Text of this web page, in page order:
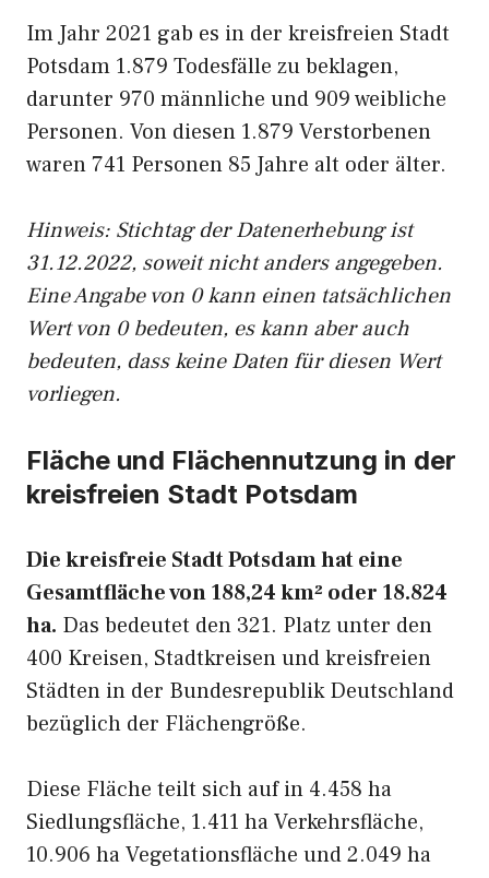
Im Jahr 2021 gab es in der kreisfreien Stadt
Potsdam 1.879 Todesfälle zu beklagen,
darunter 970 männliche und 909 weibliche
Personen. Von diesen 1.879 Verstorbenen
waren 741 Personen 85 Jahre alt oder älter.
Hinweis: Stichtag der Datenerhebung ist
31.12.2022, soweit nicht anders angegeben.
Eine Angabe von 0 kann einen tatsächlichen
Wert von 0 bedeuten, es kann aber auch
bedeuten, dass keine Daten für diesen Wert
vorliegen.
Fläche und Flächennutzung in der
kreisfreien Stadt Potsdam
Die kreisfreie Stadt Potsdam hat eine
Gesamtfläche von 188,24 km² oder 18.824
ha. Das bedeutet den 321. Platz unter den
400 Kreisen, Stadtkreisen und kreisfreien
Städten in der Bundesrepublik Deutschland
bezüglich der Flächengröße.
Diese Fläche teilt sich auf in 4.458 ha
Siedlungsfläche, 1.411 ha Verkehrsfläche,
10.906 ha Vegetationsfläche und 2.049 ha